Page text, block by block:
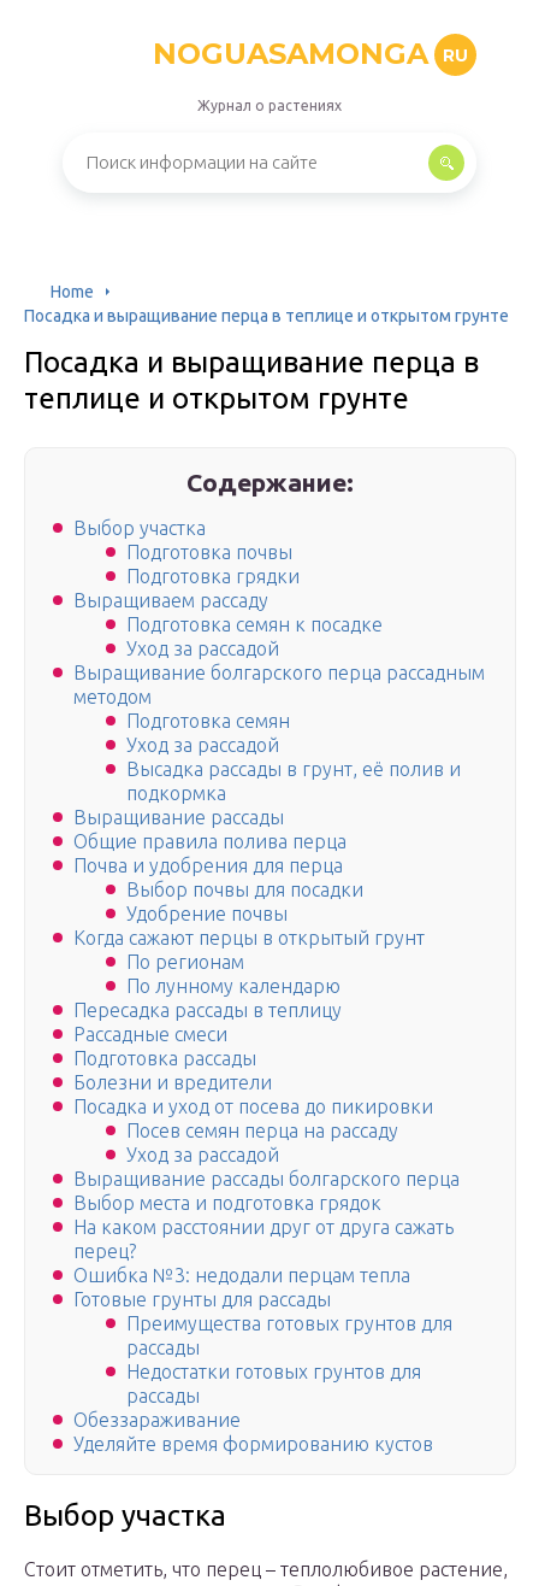
NOGUASAMONGA RU
Журнал о растениях
Home
Посадка и выращивание перца в теплице и открытом грунте
Посадка и выращивание перца в
теплице и открытом грунте
Содержание:
Выбор участка
Подготовка почвы
Подготовка грядки
Выращиваем рассаду
Подготовка семян к посадке
Уход за рассадой
Выращивание болгарского перца рассадным
методом
Подготовка семян
Уход за рассадой
Высадка рассады в грунт, её полив и
подкормка
Выращивание рассады
Общие правила полива перца
Почва и удобрения для перца
Выбор почвы для посадки
Удобрение почвы
Когда сажают перцы в открытый грунт
По регионам
По лунному календарю
Пересадка рассады в теплицу
Рассадные смеси
Подготовка рассады
Болезни и вредители
Посадка и уход от посева до пикировки
Посев семян перца на рассаду
Уход за рассадой
Выращивание рассады болгарского перца
Выбор места и подготовка грядок
На каком расстоянии друг от друга сажать
перец?
Ошибка №3: недодали перцам тепла
Готовые грунты для рассады
Преимущества готовых грунтов для
рассады
Недостатки готовых грунтов для
рассады
Обеззараживание
Уделяйте время формированию кустов
Выбор участка
Стоит отметить, что перец – теплолюбивое растение,